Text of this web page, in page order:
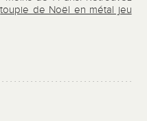
toupie de Noël en métal jeu